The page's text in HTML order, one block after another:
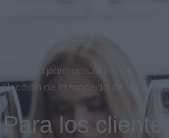
(apertura y cocina).
Facilidad para actualizar cartas,
Elección de la moneda de la carta
Para los clientes